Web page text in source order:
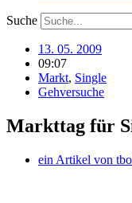
Suche
13. 05. 2009
09:07
Markt, Single
Gehversuche
Markttag für
ein Artikel von